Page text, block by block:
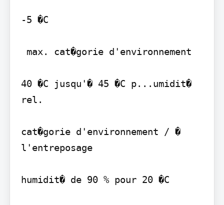
-5 �C
40 �C jusqu'� 45 �C p...umidit�
rel.
cat�gorie d'environnement / �
l'entreposage
humidit� de 90 % pour 20 �C